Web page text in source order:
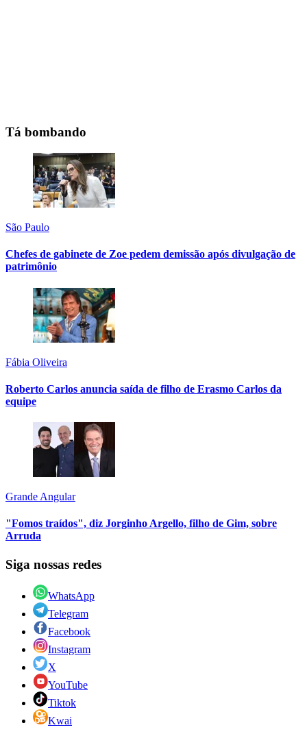
Tá bombando
São Paulo
Chefes de gabinete de Zoe pedem demissão após divulgação de
patrimônio
Fábia Oliveira
Roberto Carlos anuncia saída de filho de Erasmo Carlos da
equipe
Grande Angular
"Fomos traídos", diz Jorginho Argello, filho de Gim, sobre
Arruda
Siga nossas redes
WhatsApp
Telegram
Facebook
Instagram
X
YouTube
Tiktok
Kwai